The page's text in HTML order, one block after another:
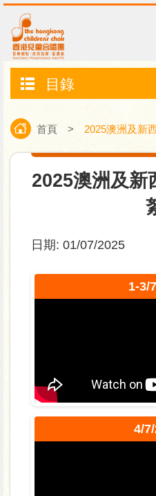
目錄
首頁 > 2025澳洲及新
2025澳洲及新
日期: 01/07/2025
1-3/
4/